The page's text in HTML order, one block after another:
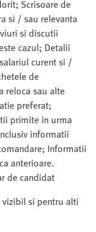
Scrisoare de
si / sau relevanta
si discutii
cazul; Detalii
curent si /
de
reloca sau alte
preferat;
primite in urma
informatii
Informatii
anterioare.
de candidat
si pentru alti